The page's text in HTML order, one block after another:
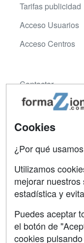
Tarifas publicidad
Acceso Usuarios
Acceso Centros
Contactar
Confidencialidad
Aviso legal
Grupo formazion:
Cookies
¿Por qué
Utilizamos
mejorar
estadística y
Puedes aceptar
el botón de
cookies